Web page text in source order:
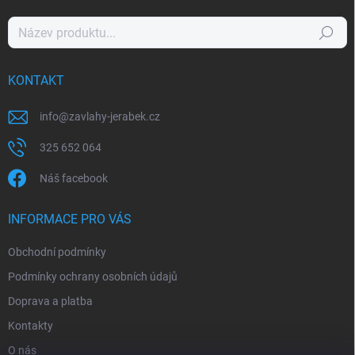
Hledat
KONTAKT
info@zavlahy-jerabek.cz
325 652 064
Náš facebook
INFORMACE PRO VÁS
Obchodní podmínky
Podmínky ochrany osobních údajů
Doprava a platba
Kontakty
O nás